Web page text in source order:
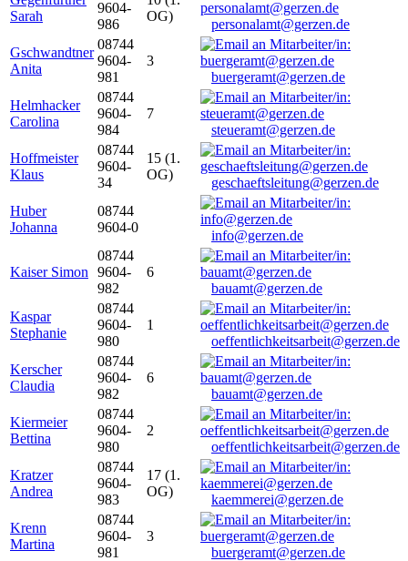
Sarah
9604-
986
OG)
personalamt@gerzen.de
Gschwandtner
Anita
08744
9604-
981
3
buergeramt@gerzen.de
Helmhacker
Carolina
08744
9604-
984
7
steueramt@gerzen.de
Hoffmeister
Klaus
08744
9604-
34
15 (1.
OG)
geschaeftsleitung@gerzen.de
Huber
Johanna
08744
9604-0
info@gerzen.de
Kaiser Simon
08744
9604-
982
6
bauamt@gerzen.de
Kaspar
Stephanie
08744
9604-
980
1
oeffentlichkeitsarbeit@gerzen.de
Kerscher
Claudia
08744
9604-
982
6
bauamt@gerzen.de
Kiermeier
Bettina
08744
9604-
980
2
oeffentlichkeitsarbeit@gerzen.de
Kratzer
Andrea
08744
9604-
983
17 (1.
OG)
kaemmerei@gerzen.de
Krenn
Martina
08744
9604-
981
3
buergeramt@gerzen.de